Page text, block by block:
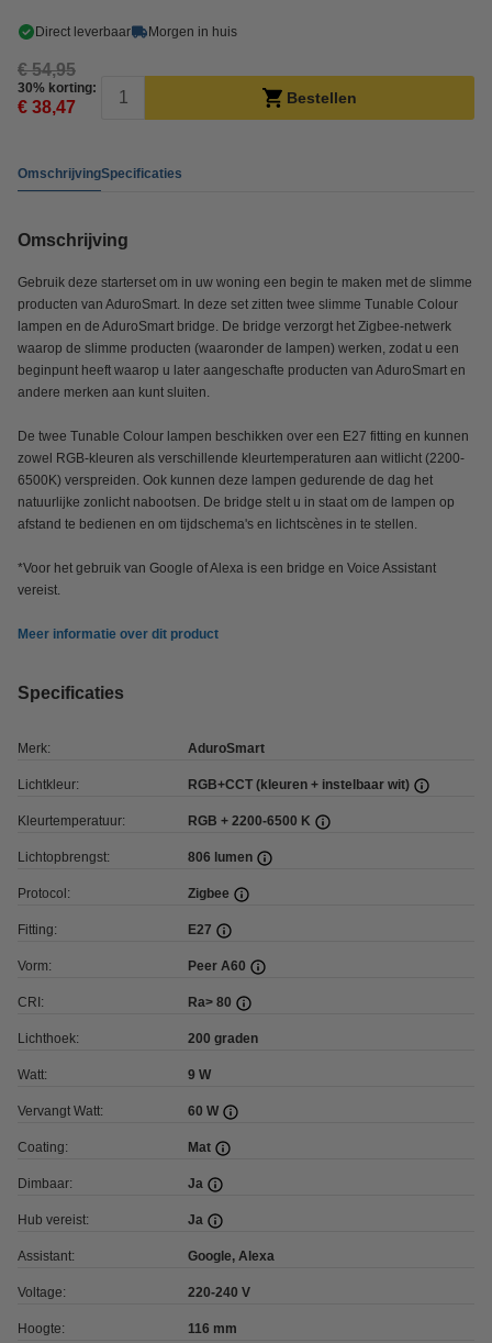
Direct leverbaar Morgen in huis
€ 54,95
30% korting:
€ 38,47 Bestellen
OmschrijvingSpecificaties
Omschrijving
Gebruik deze starterset om in uw woning een begin te maken met de slimme
producten van AduroSmart. In deze set zitten twee slimme Tunable Colour
lampen en de AduroSmart bridge. De bridge verzorgt het Zigbee-netwerk
waarop de slimme producten (waaronder de lampen) werken, zodat u een
beginpunt heeft waarop u later aangeschafte producten van AduroSmart en
andere merken aan kunt sluiten.
De twee Tunable Colour lampen beschikken over een E27 fitting en kunnen
zowel RGB-kleuren als verschillende kleurtemperaturen aan witlicht (2200-
6500K) verspreiden. Ook kunnen deze lampen gedurende de dag het
natuurlijke zonlicht nabootsen. De bridge stelt u in staat om de lampen op
afstand te bedienen en om tijdschema's en lichtscènes in te stellen.
*Voor het gebruik van Google of Alexa is een bridge en Voice Assistant
vereist.
Meer informatie over dit product
Specificaties
Merk: AduroSmart
Lichtkleur: RGB+CCT (kleuren + instelbaar wit)
Kleurtemperatuur: RGB + 2200-6500 K
Lichtopbrengst: 806 lumen
Protocol: Zigbee
Fitting: E27
Vorm: Peer A60
CRI: Ra> 80
Lichthoek: 200 graden
Watt: 9 W
Vervangt Watt: 60 W
Coating: Mat
Dimbaar: Ja
Hub vereist: Ja
Assistant: Google, Alexa
Voltage: 220-240 V
Hoogte: 116 mm